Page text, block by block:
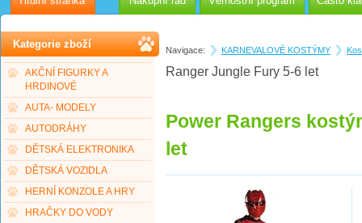
Kategorie zboží
AKČNÍ FIGURKY A
HRDINOVÉ
AUTA- MODELY
AUTODRÁHY
DĚTSKÁ ELEKTRONIKA
DĚTSKÁ VOZIDLA
HERNÍ KONZOLE A HRY
HRAČKY DO VODY
Navigace: KARNEVALOVÉ KOSTÝMY
Ranger Jungle Fury 5-6 let
Power Rangers
let